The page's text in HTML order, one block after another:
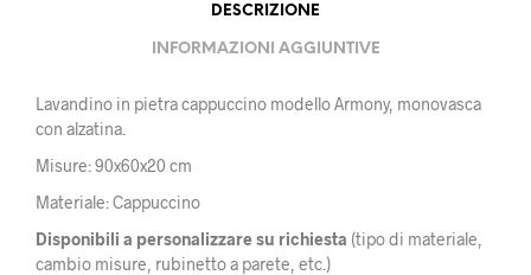
DESCRIZIONE
INFORMAZIONI AGGIUNTIVE
Lavandino in pietra cappuccino modello Armony, monovasca
con alzatina.
Misure: 90x60x20 cm
Materiale: Cappuccino
Disponibili a personalizzare su richiesta (tipo di materiale,
cambio misure, rubinetto a parete, etc.)